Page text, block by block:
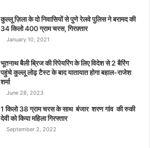
कुल्लू ज़िला के दो निवासियों से पुणे रेलवे पुलिस ने बरामद की
34 किलो 400 ग्राम चरस, गिरफ़्तार
January 10, 2021
भूतनाथ बैली ब्रिज की रिपेयरिंग के लिए विदेश से 2 बैरिंग
पहुंचे कुल्लू लोढ़ टैस्ट के बाद यातायात होगा बहाल-राजेश
शर्मा
June 28, 2023
1 किलो 38 ग्राम चरस के साथ बंजार शरण गांव की रुकी
देवी को किया महिला गिरफ्तार
September 2, 2022